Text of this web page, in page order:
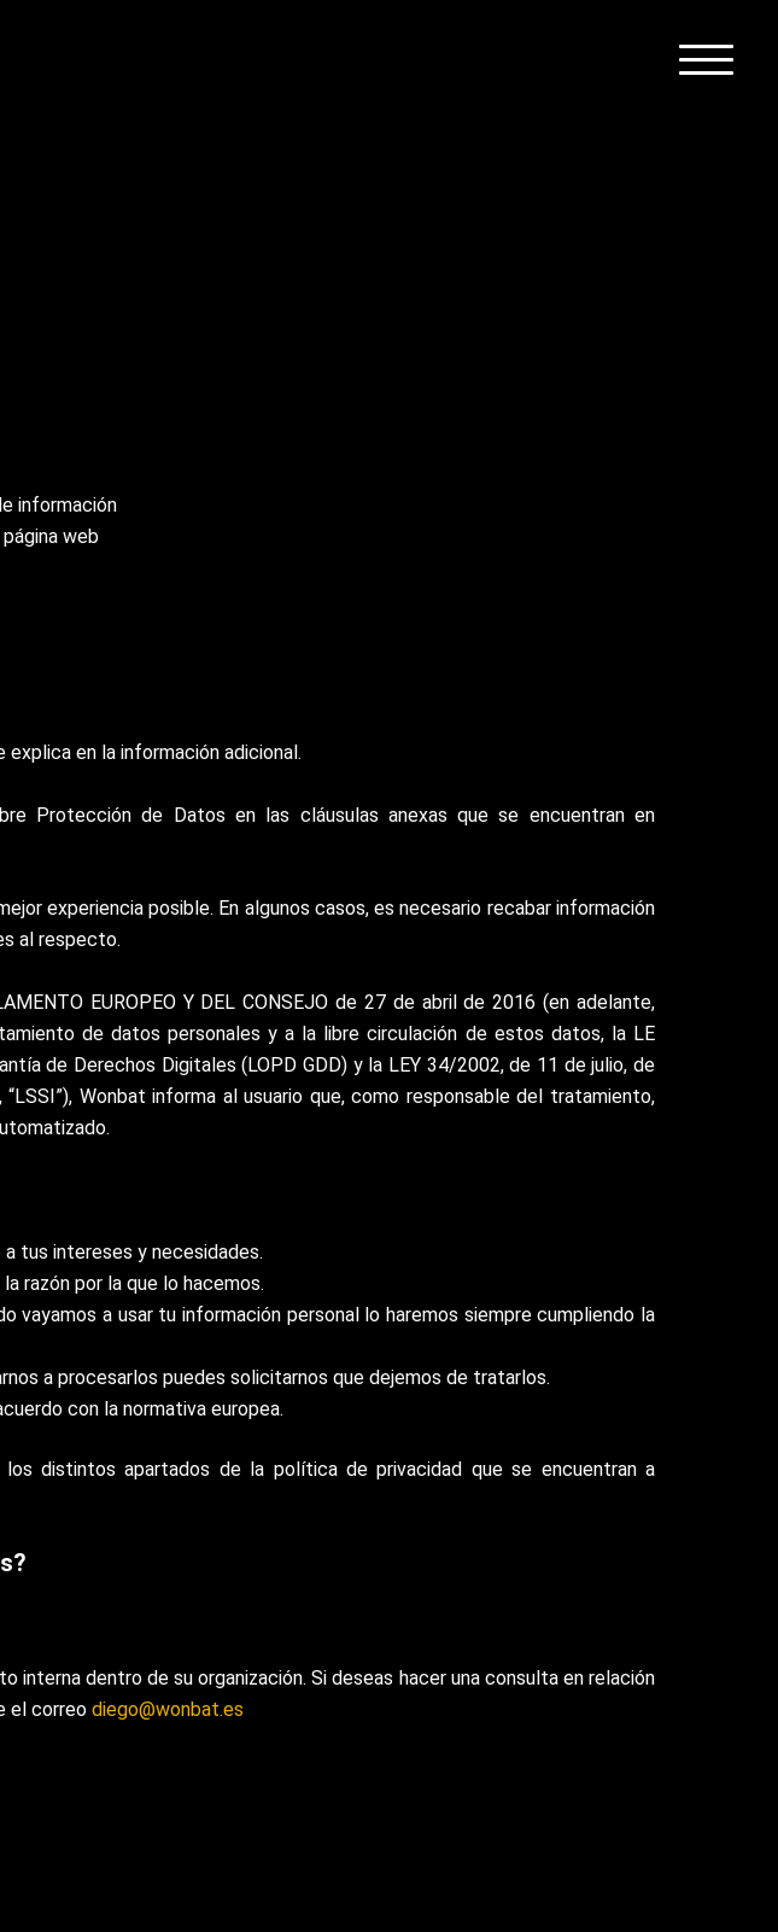
información
web
en la información adicional.
Protección de Datos en las cláusulas anexas que se encuentran en
experiencia posible. En algunos casos, es necesario recabar información
al respecto.
EUROPEO Y DEL CONSEJO de 27 de abril de 2016 (en adelante,
de datos personales y a la libre circulación de estos datos, la LE
de Derechos Digitales (LOPD GDD) y la LEY 34/2002, de 11 de julio, de
Wonbat informa al usuario que, como responsable del tratamiento,
tus intereses y necesidades.
razón por la que lo hacemos.
a usar tu información personal lo haremos siempre cumpliendo la
a procesarlos puedes solicitarnos que dejemos de tratarlos.
con la normativa europea.
distintos apartados de la política de privacidad que se encuentran a
dentro de su organización. Si deseas hacer una consulta en relación
el correo diego@wonbat.es